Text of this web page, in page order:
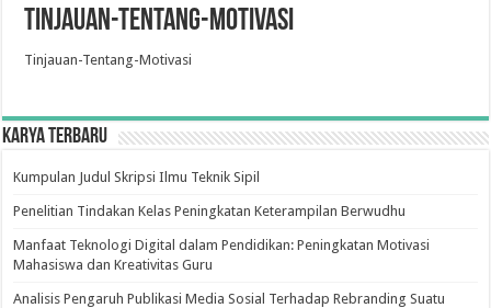
Tinjauan-Tentang-Motivasi
Tinjauan-Tentang-Motivasi
Karya Terbaru
Kumpulan Judul Skripsi Ilmu Teknik Sipil
Penelitian Tindakan Kelas Peningkatan Keterampilan Berwudhu
Manfaat Teknologi Digital dalam Pendidikan: Peningkatan Motivasi
Mahasiswa dan Kreativitas Guru
Analisis Pengaruh Publikasi Media Sosial Terhadap Rebranding Suatu